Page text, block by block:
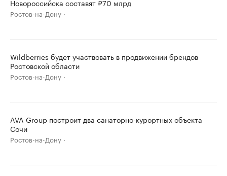
Новороссийска составят ₽70 млрд
Ростов-на-Дону
Wildberries будет участвовать в продвижении брендов
Ростовской области
Ростов-на-Дону
AVA Group построит два санаторно-курортных объекта
Сочи
Ростов-на-Дону